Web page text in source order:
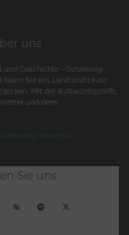
uns
und Geschichte – Schleswig-
Sie ein, Land und Leute
Mit der Kulturzeitschrift,
und dem
holstein.sh
Sie uns